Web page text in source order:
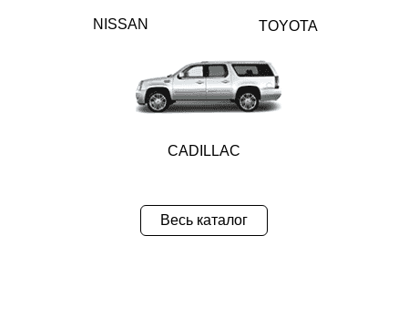
NISSAN TOYOTA
CADILLAC
Весь каталог